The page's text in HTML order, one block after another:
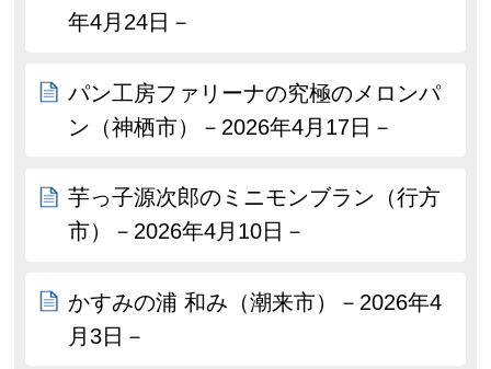
年4月24日－
パン工房ファリーナの究極のメロンパ
ン（神栖市）－2026年4月17日－
芋っ子源次郎のミニモンブラン（行方
市）－2026年4月10日－
かすみの浦 和み（潮来市）－2026年4
月3日－